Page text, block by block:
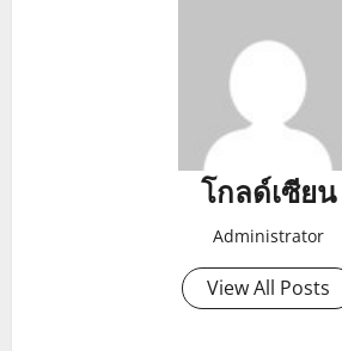
โกลด์เซียน
Administrator
View All Posts